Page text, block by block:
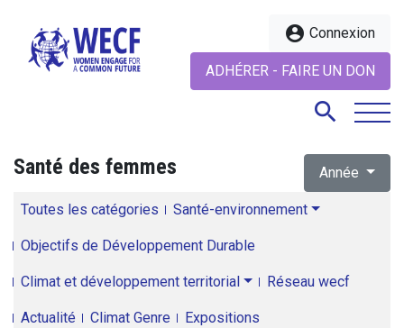
account_circle Connexion
ADHÉRER - FAIRE UN DON
search
Santé des femmes Année
Toutes les catégories Santé-environnement
Objectifs de Développement Durable
Climat et développement territorial Réseau wecf
Actualité Climat Genre Expositions